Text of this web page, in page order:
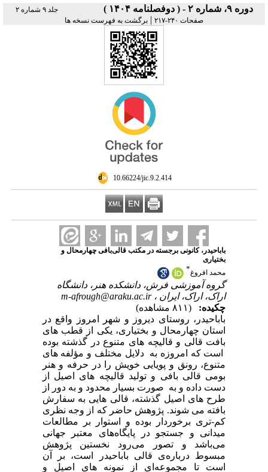
دوره ۹، شماره ۲ - ( دوفصلنامه ۱۴۰۴ )
جلد ۹ شماره ۲
صفحات ۲۴۰-۲۱۷
| برگشت به فهرست نسخه ها
‎ 10.66224/jic.9.2.414
باباحیدر، کانونی برجسته در مکتب قالی‌بافی چهارمحال و
بختیاری
محمد افروغ*
گروه آموزشی فرش، دانشکده هنر، دانشگاه
اراک، اراک، ایران ،m-afrough@araku.ac.ir
چکیده:
(۸۱۱ مشاهده)
باباحیدر، روستای دیروز و شهر امروز واقع در
استان چهارمحال و بختیاری، یکی از قطب های
بافت قالی و قالیچه های متنوع در گذشته بوده
است که امروزه به دلایل مختلف و مؤلفه های
متنوع، رونق و پویایی خویش را در حرفه و هنر
بومی قالی بافی و تولید قالیچه های اصیل از
دست داده و به صورت بسیار محدود و به دور از
طرح های اصیل گذشته، قالی هایی به سفارش
بافته می شوند. پژوهش حاضر که از وجه نظری
کم-تری برخوردار بوده و استوار بر مطالعات
میدانی و جستجو در پایگاه‌های معتبر جهانی
می‌باشد و تصور می‌رود نخستین پژوهش
مبسوط درباره‌ی قالی باباحیدر است، بر آن
است تا مجموعه‌ای از نمونه های اصیل و